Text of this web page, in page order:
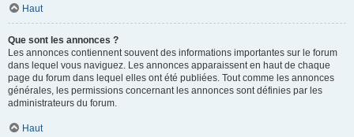
Haut
Que sont les annonces ?
Les annonces contiennent souvent des informations importantes sur le forum
dans lequel vous naviguez. Les annonces apparaissent en haut de chaque
page du forum dans lequel elles ont été publiées. Tout comme les annonces
générales, les permissions concernant les annonces sont définies par les
administrateurs du forum.
Haut